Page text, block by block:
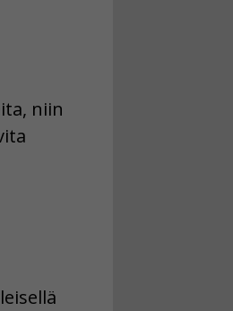
niin